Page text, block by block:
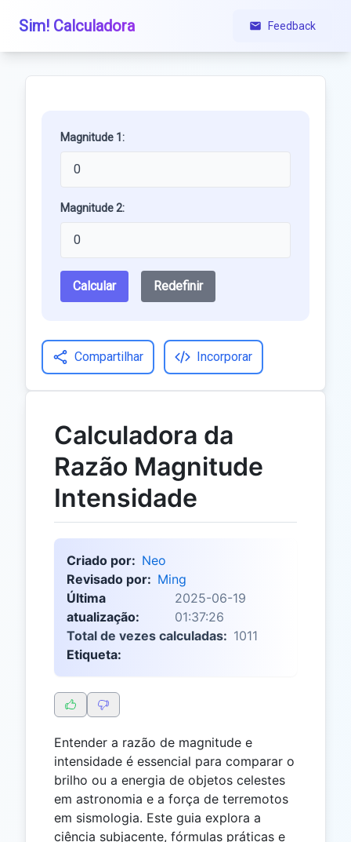
Sim! Calculadora Feedback
Magnitude 1:
Magnitude 2:
Calcular Redefinir
Compartilhar Incorporar
Calculadora da
Razão Magnitude
Intensidade
Criado por: Neo
Revisado por: Ming
Última
atualização:
2025-06-19
01:37:26
Total de vezes calculadas: 1011
Etiqueta:
Entender a razão de magnitude e
intensidade é essencial para comparar o
brilho ou a energia de objetos celestes
em astronomia e a força de terremotos
em sismologia. Este guia explora a
ciência subjacente, fórmulas práticas e